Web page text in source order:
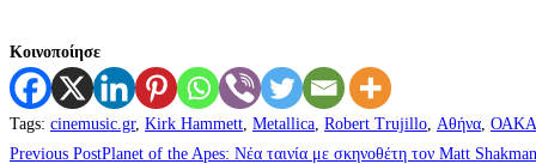
Κοινοποίησε
Tags: cinemusic.gr, Kirk Hammett Metallica Robert Trujillo Αθήνα ΟΑΚΑ
Previous PostPlanet of the Apes: Νέα ταινία με σκηνοθέτη τον Matt Shakman